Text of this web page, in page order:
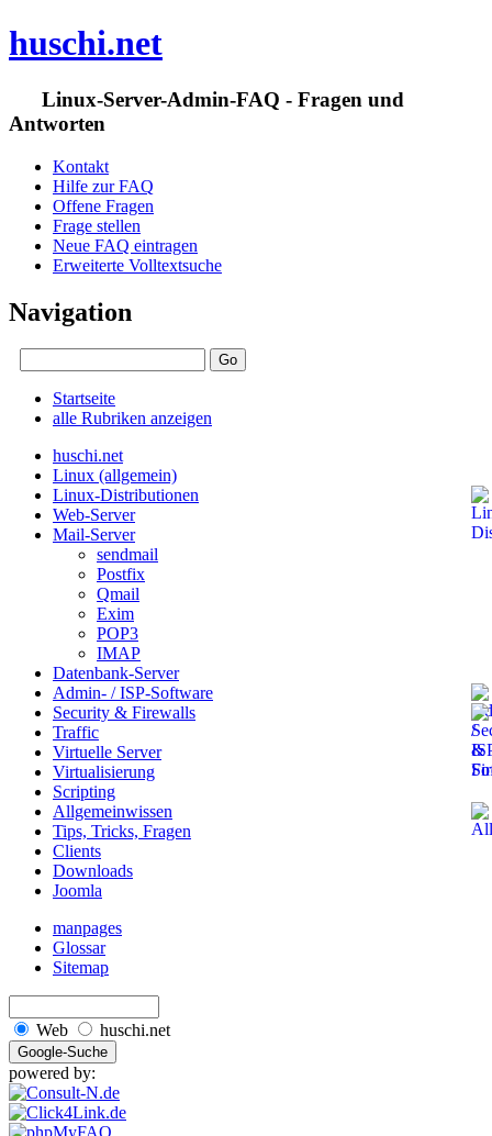
huschi.net
Linux-Server-Admin-FAQ - Fragen und
Antworten
Kontakt
Hilfe zur FAQ
Offene Fragen
Frage stellen
Neue FAQ eintragen
Erweiterte Volltextsuche
Navigation
Startseite
alle Rubriken anzeigen
huschi.net
Linux (allgemein)
Linux-Distributionen
Web-Server
Mail-Server
sendmail
Postfix
Qmail
Exim
POP3
IMAP
Datenbank-Server
Admin- / ISP-Software
Security & Firewalls
Traffic
Virtuelle Server
Virtualisierung
Scripting
Allgemeinwissen
Tips, Tricks, Fragen
Clients
Downloads
Joomla
manpages
Glossar
Sitemap
Web huschi.net
powered by: